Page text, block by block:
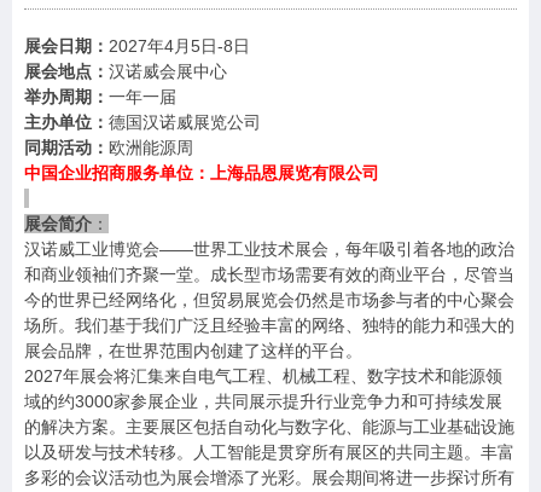
展会日期： 2027年4月 5 日 -8 日
展会地点： 汉诺威会展中心
举办周期： 一年一届
主办单位： 德国汉诺威展览公司
同期活动： 欧洲能源周
中国企业招商服务单位：上海品恩展览有限公司
展会简介 ：
汉诺威工业博览会——世界工业技术展会，每年吸引着各地的政治
和商业领袖们齐聚一堂。成长型市场需要有效的商业平台，尽管当
今的世界已经网络化，但贸易展览会仍然是市场参与者的中心聚会
场所。我们基于我们广泛且经验丰富的网络、独特的能力和强大的
展会品牌，在世界范围内创建了这样的平台。
2027年展会将汇集来自电气工程、机械工程、数字技术和能源领
域的约3000家参展企业，共同展示提升行业竞争力和可持续发展
的解决方案。主要展区包括自动化与数字化、能源与工业基础设施
以及研发与技术转移。人工智能是贯穿所有展区的共同主题。丰富
多彩的会议活动也为展会增添了光彩。展会期间将进一步探讨所有